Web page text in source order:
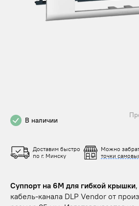
В наличии
Доставим быстро
по г. Минску
Можно
точки
Суппорт на 6М для гибкой крышки
кабель-канала DLP Vendor от